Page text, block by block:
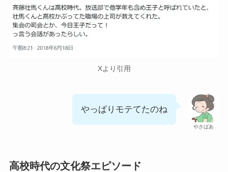
Xより引用
やさばあ
やっぱりモテてたのね
高校時代の文化祭エピソード